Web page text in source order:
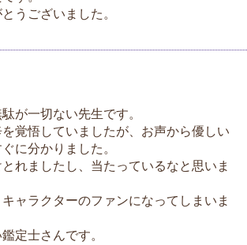
うございました。
が一切ない先生です。
覚悟していましたが、お声から優しい
に分かりました。
れましたし、当たっているなと思いま
ャラクターのファンになってしまいま
定士さんです。